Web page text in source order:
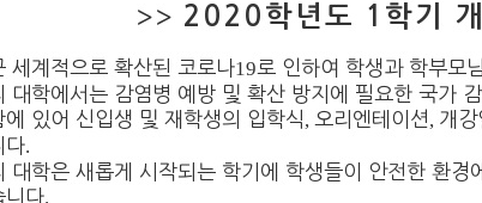
>> 2020학년도 1학기
세계적으로 확산된 코로나19 로 인하여 학생과 학부모
대학에서는 감염병 예방 및 확산 방지에 필요한 국가
에 있어 신입생 및 재학생의 입학식, 오리엔테이션, 개
다.
대학은 새롭게 시작되는 학기에 학생들이 안전한 환
니다.